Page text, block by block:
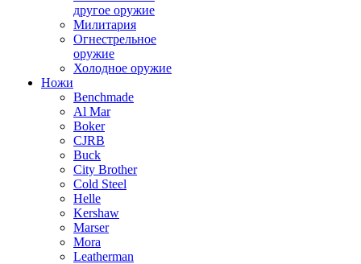
другое оружие
Милитария
Огнестрельное
оружие
Холодное оружие
Ножи
Benchmade
Al Mar
Boker
CJRB
Buck
City Brother
Cold Steel
Helle
Kershaw
Marser
Mora
Leatherman